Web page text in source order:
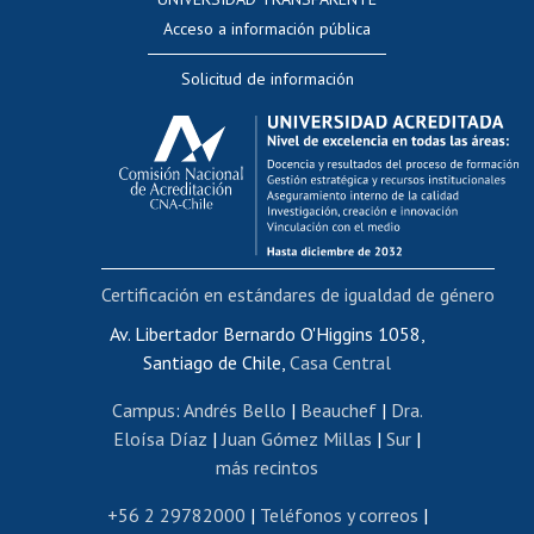
Perfeccionamiento
Editar Portafolio Académico
Evaluación docente
Calificación académica
Postulación al AUCAI
Funcionarias/os
Cursos internos de capacitación
Bienestar del personal
Portal de movilidad interna
Certificado de renta
Certificado de renta honorarios
Editar páginas blancas
Extranjeras/os
Revalidación y reconocimiento de títulos
Acceso a información pública
Solicitud de información
Av. Libertador Bernardo O'Higgins 1058,
Santiago de Chile, Casa Central
Campus: Andrés Bello | Beauchef| Dra.
Eloísa Díaz | Juan Gómez Millas | Sur |
más recintos
+56 2 29782000 | Teléfonos y correos |
Certificación en estándares de igualdad de género